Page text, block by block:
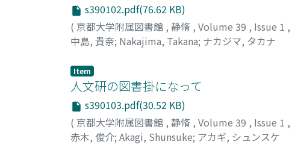
s390102.pdf(76.62 KB)
( 京都大学附属図書館 , 静脩 , Volume 39 , Issue 1 ,
中島, 貴奈; Nakajima, Takana; ナカジマ, タカナ
Item
人文研の図書掛になって
s390103.pdf(30.52 KB)
( 京都大学附属図書館 , 静脩 , Volume 39 , Issue 1 ,
赤木, 俊介; Akagi, Shunsuke; アカギ, シュンスケ